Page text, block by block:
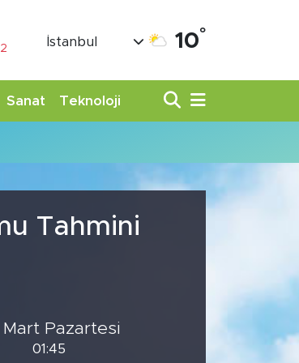
İstanbul 10°
Sanat Teknoloji
Tahmini
Mart Pazartesi
01:45